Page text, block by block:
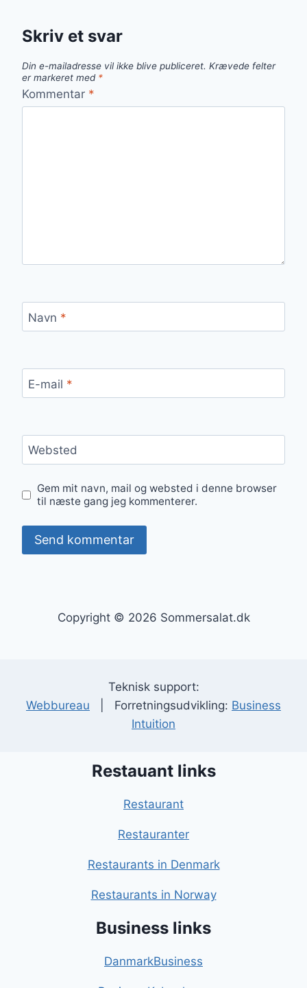
Skriv et svar
Din e-mailadresse vil ikke blive publiceret. Krævede felter
er markeret med *
Kommentar *
Navn *
E-mail *
Websted
Gem mit navn, mail og websted i denne browser
til næste gang jeg kommenterer.
Copyright © 2026 Sommersalat.dk
Teknisk support:
Webbureau | Forretningsudvikling: Business
Intuition
Restauant links
Restaurant
Restauranter
Restaurants in Denmark
Restaurants in Norway
Business links
DanmarkBusiness